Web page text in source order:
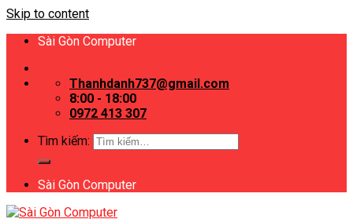
Skip to content
Sài Gòn Computer
Thanhdanh737@gmail.com
8:00 - 18:00
0972 413 307
Tìm kiếm:
Sài Gòn Computer